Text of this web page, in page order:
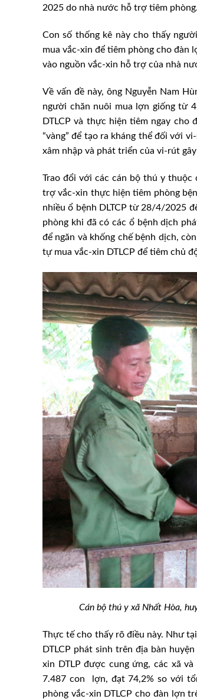
2025 do nhà nước hỗ trợ tiêm phòng.
Con số thống kê này cho thấy
mua vắc-xin để tiêm phòng cho đàn
vào nguồn vắc-xin hỗ trợ của nhà
Về vấn đề này, ông Nguyễn Nam
người chăn nuôi mua lợn giống từ
DTLCP và thực hiện tiêm ngay cho
“vàng” để tạo ra kháng thể đối với
xâm nhập và phát triển của vi-rút
Trao đổi với các cán bộ thú y thuộc
trợ vắc-xin thực hiện tiêm phòng
nhiều ổ bệnh DLTCP từ 28/4/2025
phòng khi đã có các ổ bệnh dịch
để ngăn và khống chế bệnh dịch,
tự mua vắc-xin DTLCP để tiêm chủ
Cán bộ thú y xã Nhất Hòa,
Thực tế cho thấy rõ điều này. Như
DTLCP phát sinh trên địa bàn
xin DTLP được cung ứng, các xã
7.487 con lợn, đạt 74,2% so với
phòng vắc-xin DTLCP cho đàn lợn
trùng chuồng nuôi
Gỡ khó khăn
bối cảnh tăng